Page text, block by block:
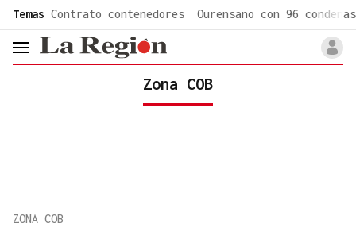
Temas Contrato contenedores Ourensano con 96 condenas
header.menu.open
Zona COB
ZONA COB